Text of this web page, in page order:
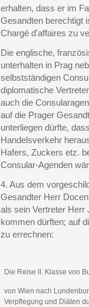
erhalten, dass er im
Gesandten berechtigt
Chargé d'affaires zu
Die englische,
unterhalten in Prag
selbstständigen
diplomatische
auch die
auf die Prager
unterliegen dürfte,
Handelsverkehr
Hafers, Zuckers etz.
Consular-Agenden
4. Aus dem
Gesandter Herr
als sein Vertreter Herr
kommen dürften; auf
zu errechnen:
Die Reise II. Klasse von
von Wien nach
Verpflegung und Diäten